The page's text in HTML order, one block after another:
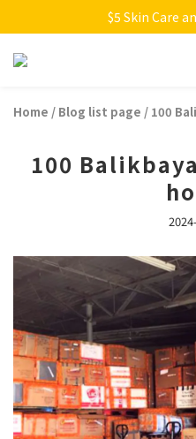
Welcome to
$5 Skin Care
Welcome to
Home / Blog list page / 100
100